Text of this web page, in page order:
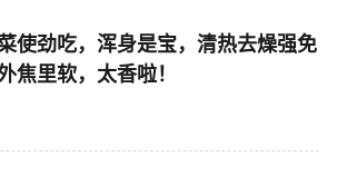
使劲吃，浑身是宝，清热去燥强免
焦里软，太香啦！